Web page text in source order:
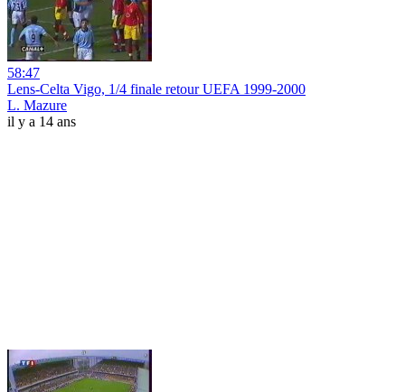
58:47
Lens-Celta Vigo, 1/4 finale retour UEFA 1999-2000
L. Mazure
il y a 14 ans